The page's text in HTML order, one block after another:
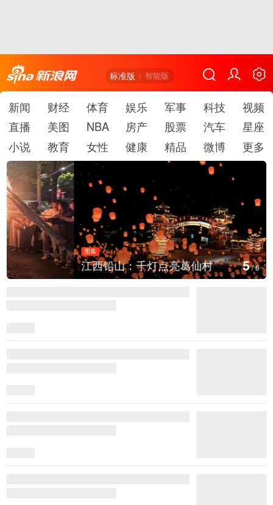
标准版 智能版
新闻 财经 体育 娱乐 军事 科技
视频
直播
美图 NBA 房产 股票 汽车
星座
小说
教育 女性 健康 精品 微博 更多
图集
江西铅山：千灯点亮葛仙村 5/6